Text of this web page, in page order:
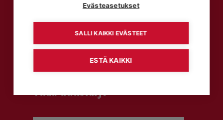
Talement-asiakaslehti
Tilaa uutiskirje
Evästeasetukset
SALLI KAIKKI EVÄSTEET
ESTÄ KAIKKI